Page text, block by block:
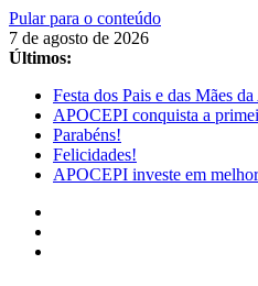
Pular para o conteúdo
7 de agosto de 2026
Últimos:
Festa dos Pais e das Mães
APOCEPI conquista a
Parabéns!
Felicidades!
APOCEPI investe em